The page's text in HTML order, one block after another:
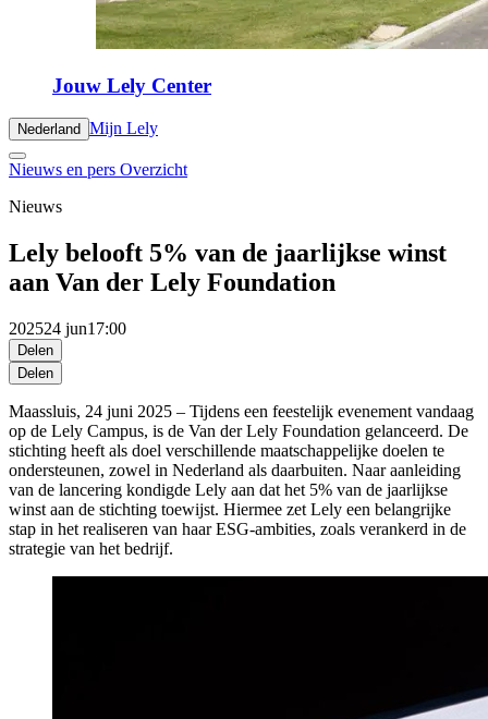
Jouw Lely Center
Nederland Mijn Lely
Nieuws en pers Overzicht
Nieuws
Lely belooft 5% van de jaarlijkse winst
aan Van der Lely Foundation
202524 jun17:00
Delen
Delen
Maassluis, 24 juni 2025 – Tijdens een feestelijk evenement vandaag
op de Lely Campus, is de Van der Lely Foundation gelanceerd. De
stichting heeft als doel verschillende maatschappelijke doelen te
ondersteunen, zowel in Nederland als daarbuiten. Naar aanleiding
van de lancering kondigde Lely aan dat het 5% van de jaarlijkse
winst aan de stichting toewijst. Hiermee zet Lely een belangrijke
stap in het realiseren van haarESG-ambities, zoals verankerd in de
strategie van het bedrijf.